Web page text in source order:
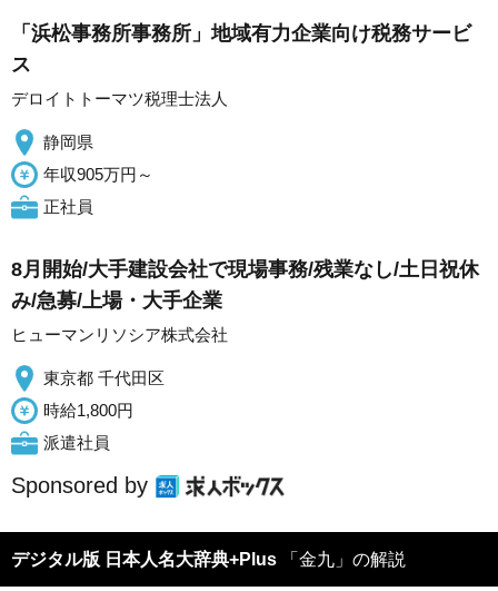
「浜松事務所事務所」地域有力企業向け税務サービ
ス
デロイトトーマツ税理士法人
静岡県
年収905万円～
正社員
8月開始/大手建設会社で現場事務/残業なし/土日祝休
み/急募/上場・大手企業
ヒューマンリソシア株式会社
東京都 千代田区
時給1,800円
派遣社員
Sponsored by
デジタル版 日本人名大辞典+Plus 「金九」の解説